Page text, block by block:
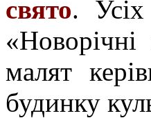
свято. Усіх
малят
будинку